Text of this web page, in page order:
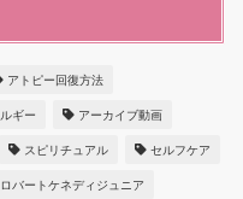
アトピー回復方法
ギー アーカイブ動画
スピリチュアル セルフケア
ロバートケネディジュニア